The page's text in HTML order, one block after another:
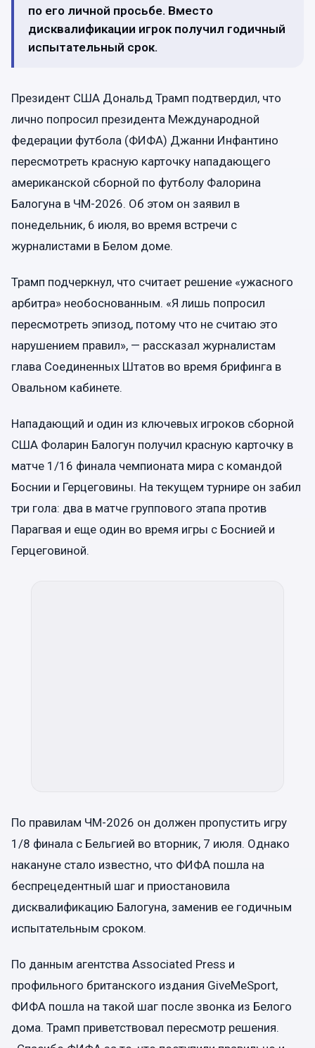
по его личной просьбе. Вместо
дисквалификации игрок получил годичный
испытательный срок.
Президент США Дональд Трамп подтвердил, что
лично попросил президента Международной
федерации футбола (ФИФА) Джанни Инфантино
пересмотреть красную карточку нападающего
американской сборной по футболу Фалорина
Балогуна в ЧМ-2026. Об этом он заявил в
понедельник, 6 июля, во время встречи с
журналистами в Белом доме.
Трамп подчеркнул, что считает решение «ужасного
арбитра» необоснованным. «Я лишь попросил
пересмотреть эпизод, потому что не считаю это
нарушением правил», — рассказал журналистам
глава Соединенных Штатов во время брифинга в
Овальном кабинете.
Нападающий и один из ключевых игроков сборной
США Фоларин Балогун получил красную карточку в
матче 1/16 финала чемпионата мира с командой
Боснии и Герцеговины. На текущем турнире он забил
три гола: два в матче группового этапа против
Парагвая и еще один во время игры с Боснией и
Герцеговиной.
По правилам ЧМ-2026 он должен пропустить игру
1/8 финала с Бельгией во вторник, 7 июля. Однако
накануне стало известно, что ФИФА пошла на
беспрецедентный шаг и приостановила
дисквалификацию Балогуна, заменив ее годичным
испытательным сроком.
По данным агентства Associated Press и
профильного британского издания GiveMeSport,
ФИФА пошла на такой шаг после звонка из Белого
дома. Трамп приветствовал пересмотр решения.